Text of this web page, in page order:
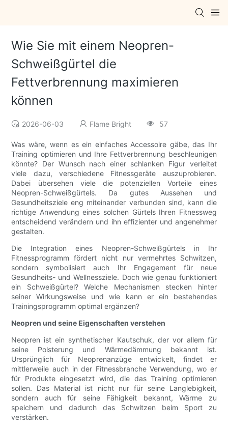
Wie Sie mit einem Neopren-
Schweißgürtel die
Fettverbrennung maximieren
können
2026-06-03 Flame Bright 57
Was wäre, wenn es ein einfaches Accessoire gäbe, das Ihr
Training optimieren und Ihre Fettverbrennung beschleunigen
könnte? Der Wunsch nach einer schlanken Figur verleitet
viele dazu, verschiedene Fitnessgeräte auszuprobieren.
Dabei übersehen viele die potenziellen Vorteile eines
Neopren-Schweißgürtels. Da gutes Aussehen und
Gesundheitsziele eng miteinander verbunden sind, kann die
richtige Anwendung eines solchen Gürtels Ihren Fitnessweg
entscheidend verändern und ihn effizienter und angenehmer
gestalten.
Die Integration eines Neopren-Schweißgürtels in Ihr
Fitnessprogramm fördert nicht nur vermehrtes Schwitzen,
sondern symbolisiert auch Ihr Engagement für neue
Gesundheits- und Wellnessziele. Doch wie genau funktioniert
ein Schweißgürtel? Welche Mechanismen stecken hinter
seiner Wirkungsweise und wie kann er ein bestehendes
Trainingsprogramm optimal ergänzen?
Neopren und seine Eigenschaften verstehen
Neopren ist ein synthetischer Kautschuk, der vor allem für
seine Polsterung und Wärmedämmung bekannt ist.
Ursprünglich für Neoprenanzüge entwickelt, findet er
mittlerweile auch in der Fitnessbranche Verwendung, wo er
für Produkte eingesetzt wird, die das Training optimieren
sollen. Das Material ist nicht nur für seine Langlebigkeit,
sondern auch für seine Fähigkeit bekannt, Wärme zu
speichern und dadurch das Schwitzen beim Sport zu
verstärken.